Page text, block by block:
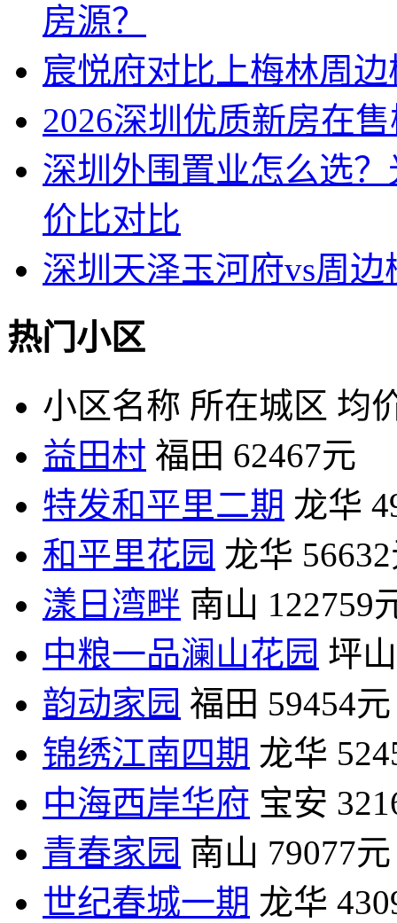
房源？
宸悦府对比上梅林周
2026深圳优质新房在
深圳外围置业怎么选
价比对比
深圳天泽玉河府vs周
热门小区
小区名称 所在城区 均
益田村 福田 62467元
特发和平里二期 龙华
和平里花园 龙华
漾日湾畔 南山 122759
中粮一品澜山花园 坪山
韵动家园 福田 59454元
锦绣江南四期 龙华
中海西岸华府 宝安
青春家园 南山 79077元
世纪春城一期 龙华